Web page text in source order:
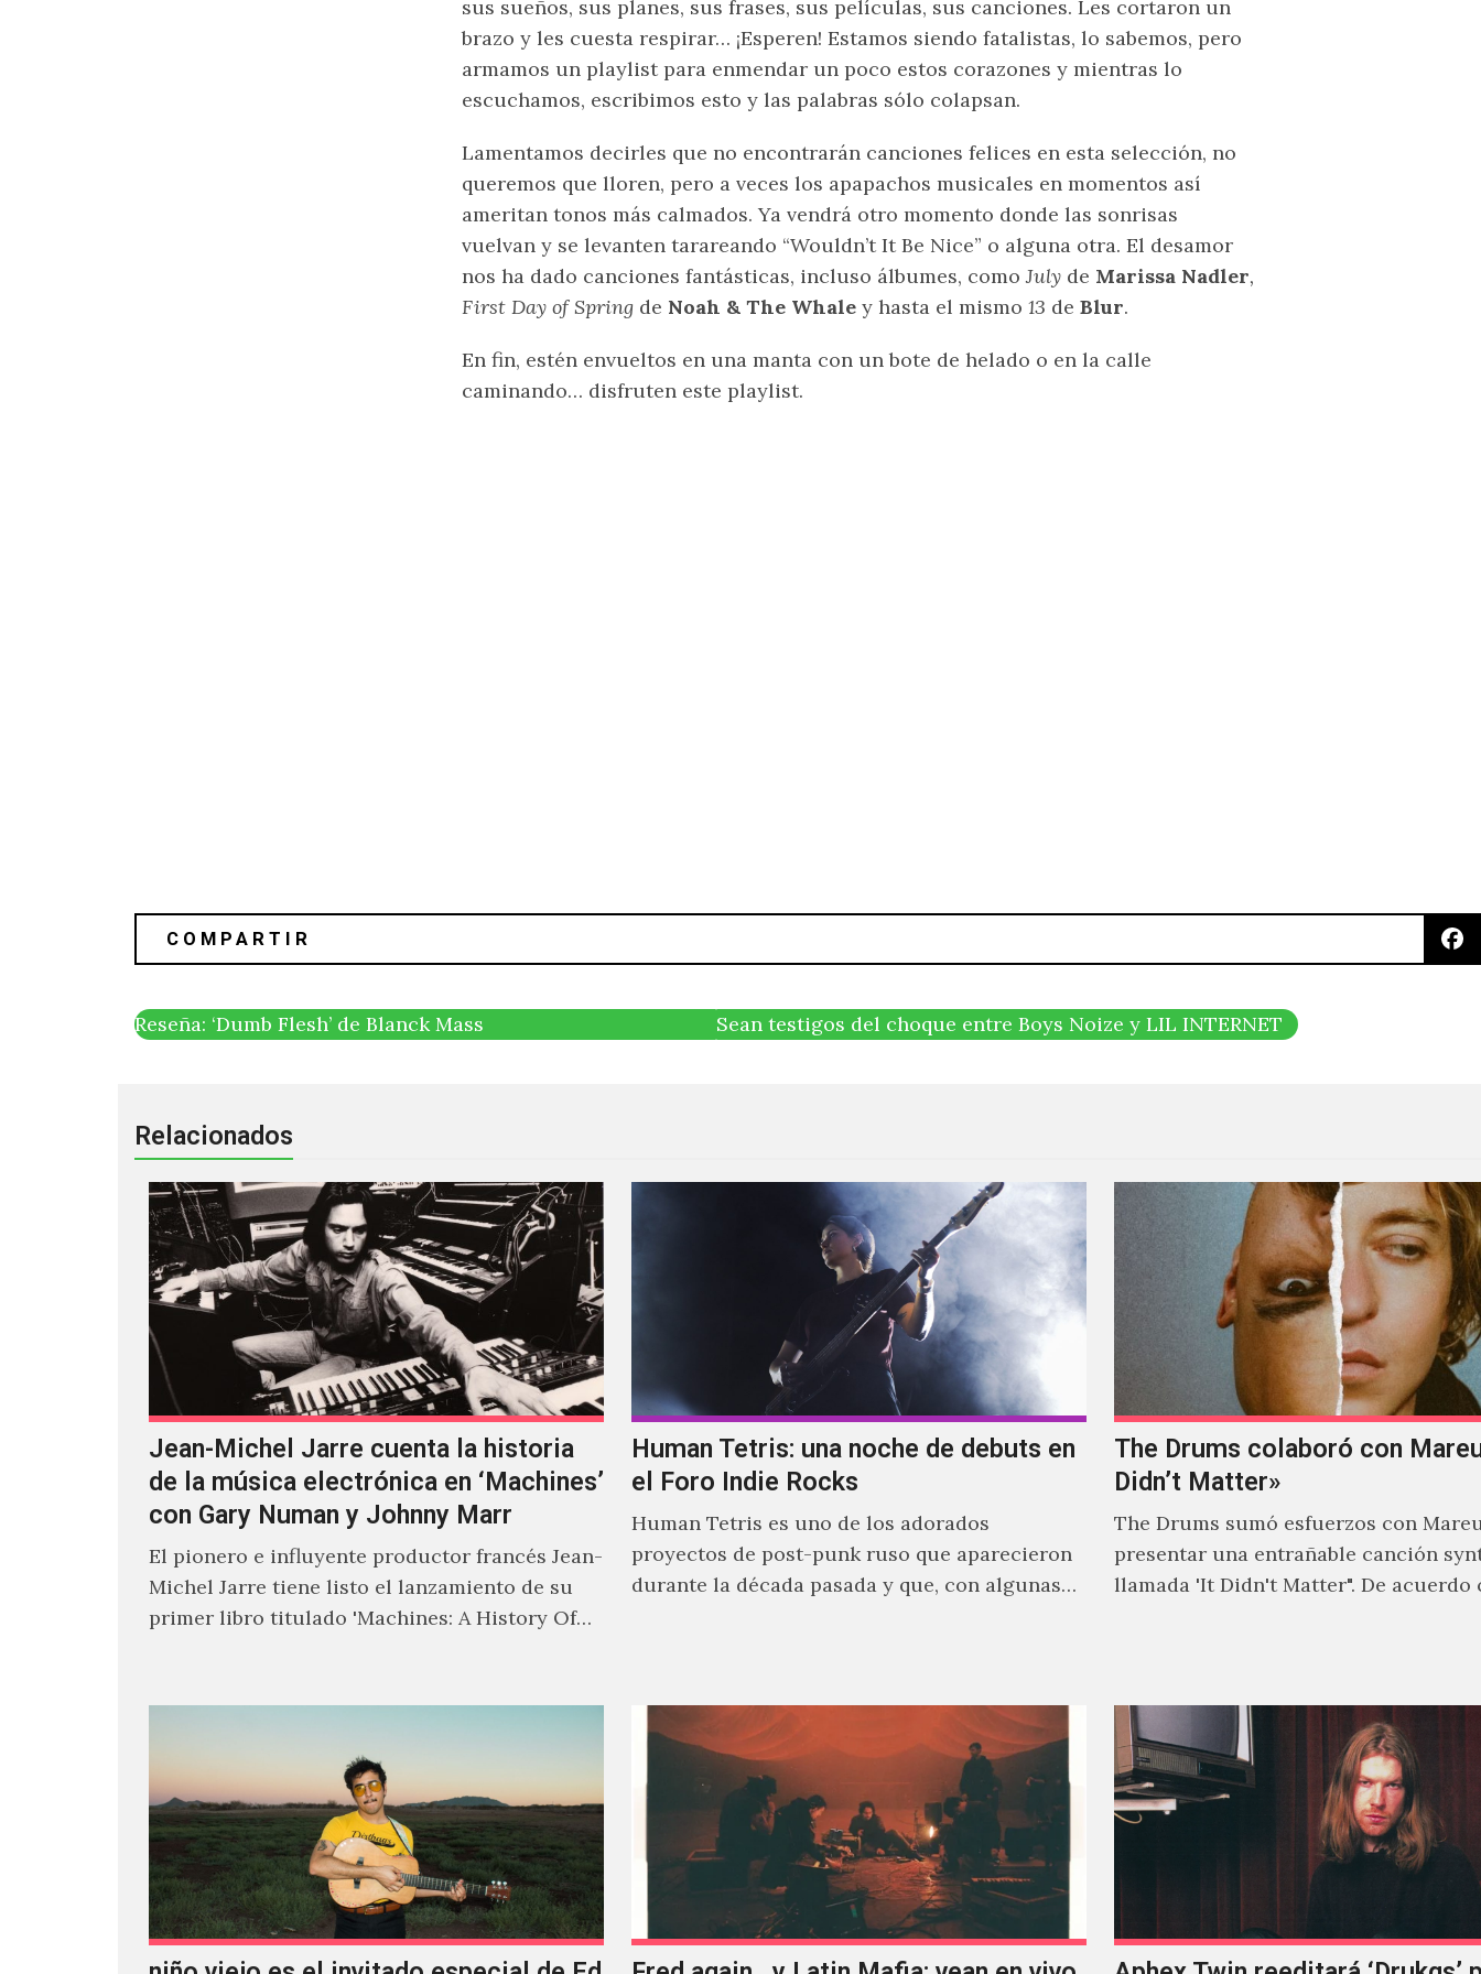
sus sueños, sus planes, sus frases, sus películas, sus canciones. Les cortaron un
brazo y les cuesta respirar… ¡Esperen! Estamos siendo fatalistas, lo sabemos, pero
armamos un playlist para enmendar un poco estos corazones y mientras lo
escuchamos, escribimos esto y las palabras sólo colapsan.
Lamentamos decirles que no encontrarán canciones felices en esta selección, no
queremos que lloren, pero a veces los apapachos musicales en momentos así
ameritan tonos más calmados. Ya vendrá otro momento donde las sonrisas
vuelvan y se levanten tarareando “Wouldn’t It Be Nice” o alguna otra. El desamor
nos ha dado canciones fantásticas, incluso álbumes, como July de Marissa Nadler,
First Day of Spring de Noah & The Whale y hasta el mismo 13 de Blur.
En fin, estén envueltos en una manta con un bote de helado o en la calle
caminando… disfruten este playlist.
Reseña: ‘Dumb Flesh’ de Blanck Mass Sean testigos del choque entre Boys Noize y LIL INTERNET
Relacionados
Jean-Michel Jarre cuenta la historia
de la música electrónica en ‘Machines’
con Gary Numan y Johnny Marr
El pionero e influyente productor francés Jean-
Michel Jarre tiene listo el lanzamiento de su
primer libro titulado 'Machines: A History Of
Human Tetris: una noche de debuts en
el Foro Indie Rocks
Human Tetris es uno de los adorados
proyectos de post-punk ruso que aparecieron
durante la década pasada y que, con algunas
The Drums colaboró con
Didn’t Matter»
The Drums sumó esfuerzos con
presentar una entrañable canción
llamada 'It Didn't Matter". De acuerdo